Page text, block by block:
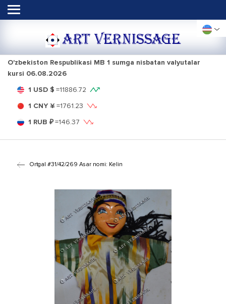
ART VERNISSAGE
O'zbekiston Respublikasi MB 1 sumga nisbatan valyutalar
kursi 06.08.2026
1 USD $ =11886.72
1 CNY ¥ =1761.23
1 RUB ₽=146.37
Ortga| #31/42/269 Asar nomi: Kelin